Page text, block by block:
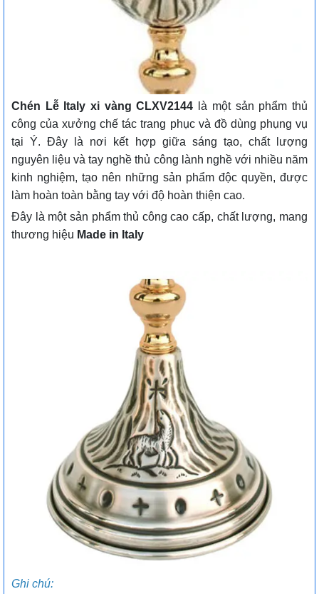
Chén Lễ Italy xi vàng CLXV2144
là một sản phẩm thủ
công của xưởng chế tác trang phục và đồ dùng phụng vụ
tại Ý. Đây là nơi kết hợp giữa sáng tạo, chất lượng
nguyên liệu và tay nghề thủ công lành nghề với nhiều năm
kinh nghiệm, tạo nên những sản phẩm độc quyền, được
làm hoàn toàn bằng tay với độ hoàn thiện cao.
Đây là một sản phẩm thủ công cao cấp, chất lượng, mang
thương hiệu Made in Italy
Ghi chú: